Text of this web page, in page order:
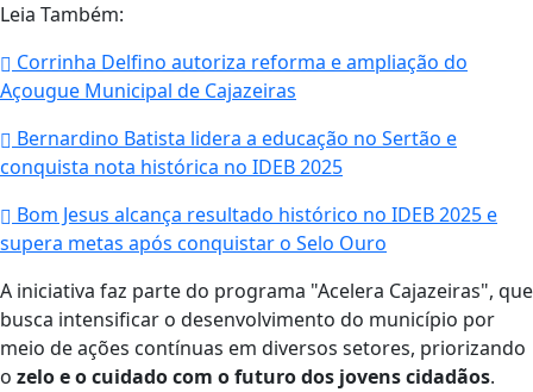
Leia Também:
Corrinha Delfino autoriza reforma e ampliação do
Açougue Municipal de Cajazeiras
Bernardino Batista lidera a educação no Sertão e
conquista nota histórica no IDEB 2025
Bom Jesus alcança resultado histórico no IDEB 2025 e
supera metas após conquistar o Selo Ouro
A iniciativa faz parte do programa "Acelera Cajazeiras", que
busca intensificar o desenvolvimento do município por
meio de ações contínuas em diversos setores, priorizando
o zelo e o cuidado com o futuro dos jovens cidadãos.